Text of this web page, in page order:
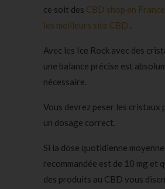
ce soit des CBD shop en France
les meilleurs site CBD .
Avec les Ice Rock avec des
une balance précise est
nécessaire.
Vous devrez peser les cristaux
un dosage correct.
Si la dose quotidienne moyenne
recommandée est de 10 mg et
des produits au CBD vous